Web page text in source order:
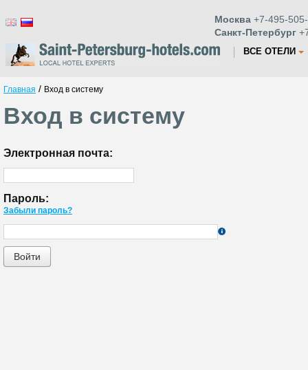
Москва +7-495-
Санкт-Петербург
ВСЕ ОТЕЛИ
Главная / Вход в систему
Вход в систему
Электронная почта:
Пароль:
Забыли пароль?
Войти